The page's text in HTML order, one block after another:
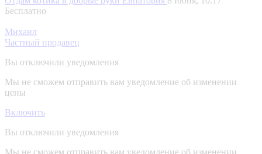
Бесплатно
Михаил
Частный продавец
Вы отключили уведомления
Мы не сможем отправить вам уведомление об изменении
цены
Включить
Вы отключили уведомления
Мы не сможем отправить вам уведомление об изменении